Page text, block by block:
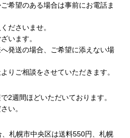
希望のある場合は事前にお電話ま
ださいませ。
います。
発送の場合、ご希望に添えない場
りご相談をさせていただきます。
2週間ほどいただいております。
い。
、札幌市中央区は送料550円、札幌